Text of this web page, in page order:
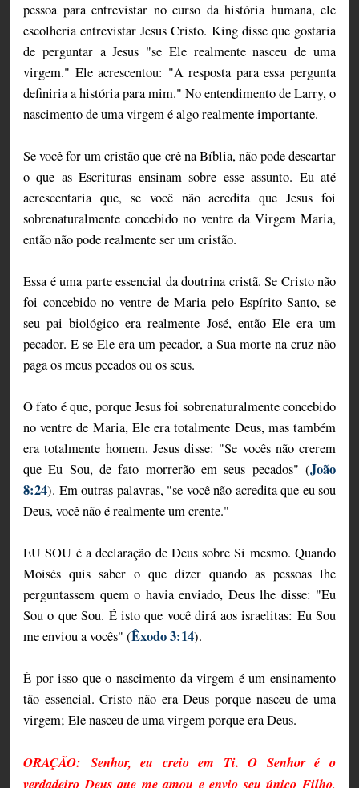
pessoa para entrevistar no curso da história humana, ele
escolheria entrevistar Jesus Cristo. King disse que gostaria
de perguntar a Jesus "se Ele realmente nasceu de uma
virgem." Ele acrescentou: "A resposta para essa pergunta
definiria a história para mim." No entendimento de Larry, o
nascimento de uma virgem é algo realmente importante.
Se você for um cristão que crê na Bíblia, não pode descartar
o que as Escrituras ensinam sobre esse assunto. Eu até
acrescentaria que, se você não acredita que Jesus foi
sobrenaturalmente concebido no ventre da Virgem Maria,
então não pode realmente ser um cristão.
Essa é uma parte essencial da doutrina cristã. Se Cristo não
foi concebido no ventre de Maria pelo Espírito Santo, se
seu pai biológico era realmente José, então Ele era um
pecador. E se Ele era um pecador, a Sua morte na cruz não
paga os meus pecados ou os seus.
O fato é que, porque Jesus foi sobrenaturalmente concebido
no ventre de Maria, Ele era totalmente Deus, mas também
era totalmente homem. Jesus disse: "Se vocês não crerem
que Eu Sou, de fato morrerão em seus pecados" (João
8:24). Em outras palavras, "se você não acredita que eu sou
Deus, você não é realmente um crente."
EU SOU é a declaração de Deus sobre Si mesmo. Quando
Moisés quis saber o que dizer quando as pessoas lhe
perguntassem quem o havia enviado, Deus lhe disse: "Eu
Sou o que Sou. É isto que você dirá aos israelitas: Eu Sou
me enviou a vocês" (Êxodo 3:14).
É por isso que o nascimento da virgem é um ensinamento
tão essencial. Cristo não era Deus porque nasceu de uma
virgem; Ele nasceu de uma virgem porque era Deus.
ORAÇÃO: Senhor, eu creio em Ti. O Senhor é o
verdadeiro Deus que me amou e envio seu único Filho,